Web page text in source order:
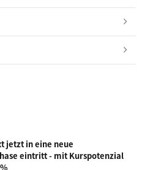
jetzt in eine neue
eintritt - mit Kurspotenzial